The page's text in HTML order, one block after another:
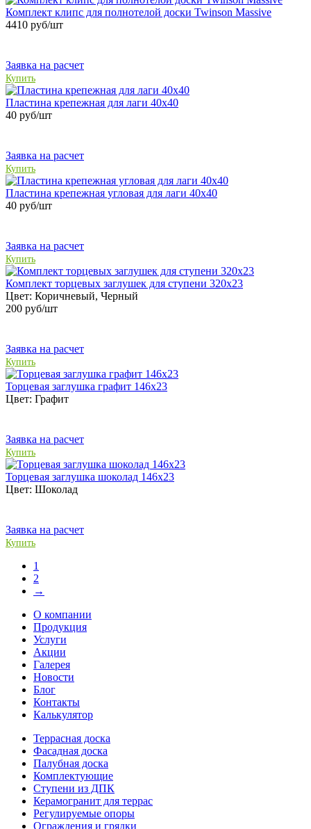
Комплект клипс для полнотелой доски Twinson Massive
4410 руб/шт
Заявка на расчет
Купить
Пластина крепежная для лаги 40х40
40 руб/шт
Заявка на расчет
Купить
Пластина крепежная угловая для лаги 40х40
40 руб/шт
Заявка на расчет
Купить
Комплект торцевых заглушек для ступени 320х23
Цвет: Коричневый, Черный
200 руб/шт
Заявка на расчет
Купить
Торцевая заглушка графит 146х23
Цвет: Графит
Заявка на расчет
Купить
Торцевая заглушка шоколад 146х23
Цвет: Шоколад
Заявка на расчет
Купить
1
2
→
О компании
Продукция
Услуги
Акции
Галерея
Новости
Блог
Контакты
Калькулятор
Террасная доска
Фасадная доска
Палубная доска
Комплектующие
Ступени из ДПК
Керамогранит для террас
Регулируемые опоры
Ограждения и грядки